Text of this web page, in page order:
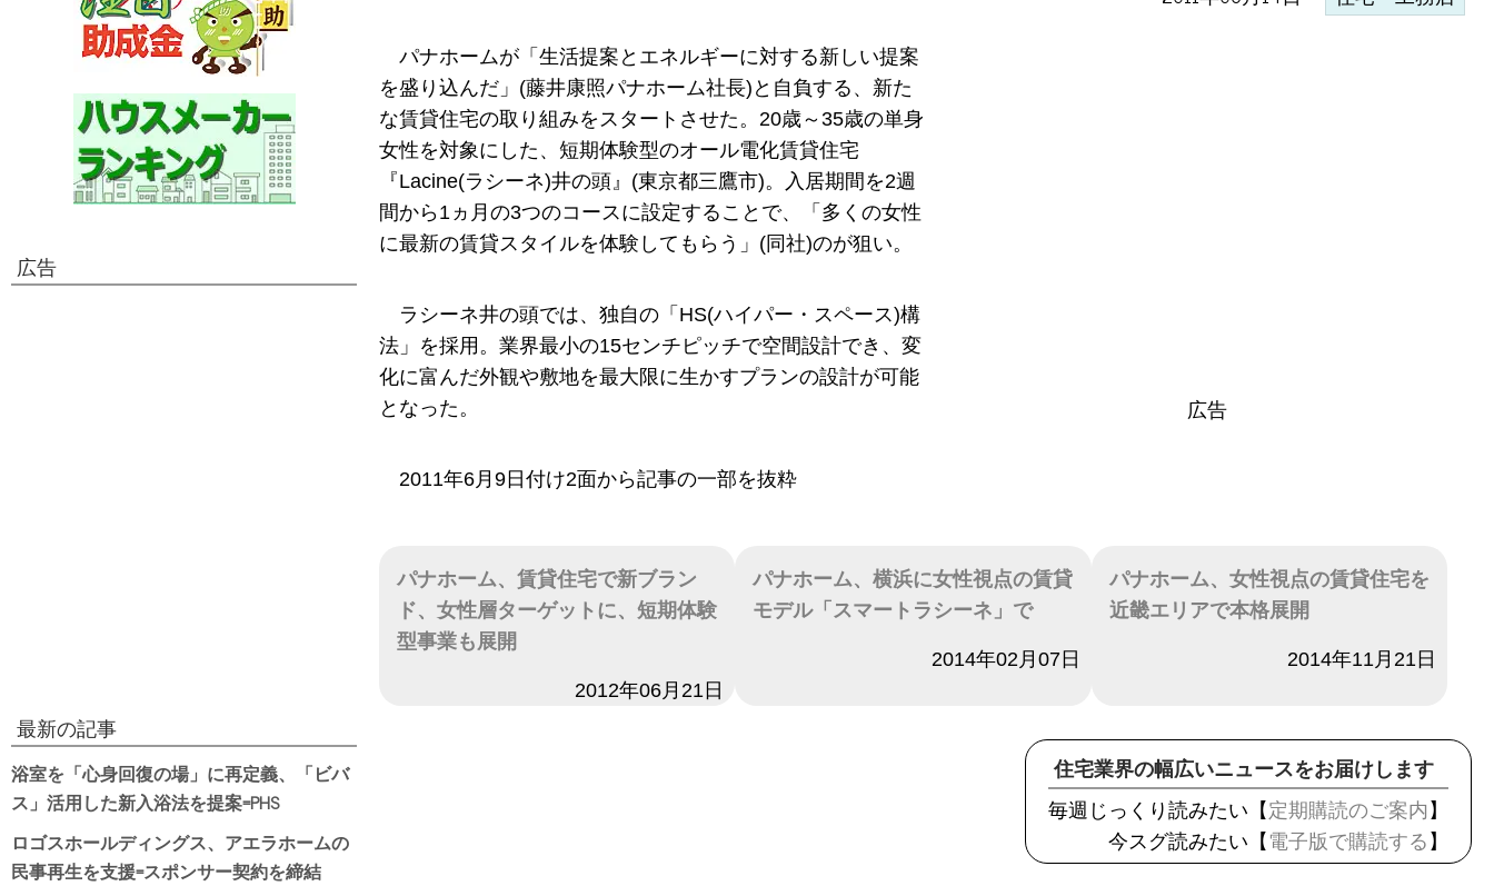
広告
パナホームが「生活提案とエネルギーに対する新しい提案
を盛り込んだ」(藤井康照パナホーム社長)と自負する、新た
な賃貸住宅の取り組みをスタートさせた。20歳～35歳の単身
女性を対象にした、短期体験型のオール電化賃貸住宅
『Lacine(ラシーネ)井の頭』(東京都三鷹市)。入居期間を2週
間から1ヵ月の3つのコースに設定することで、「多くの女性
に最新の賃貸スタイルを体験してもらう」(同社)のが狙い。
ラシーネ井の頭では、独自の「HS(ハイパー・スペース)構
法」を採用。業界最小の15センチピッチで空間設計でき、変
化に富んだ外観や敷地を最大限に生かすプランの設計が可能
となった。
2011年6月9日付け2面から記事の一部を抜粋
パナホーム、賃貸住宅で新ブラン
ド、女性層ターゲットに、短期体験
型事業も展開
2012年06月21日
パナホーム、横浜に女性視点の賃貸
モデル「スマートラシーネ」で
2014年02月07日
パナホーム、女性視点の賃貸住宅を
近畿エリアで本格展開
2014年11月21日
住宅業界の幅広いニュースをお届けします
毎週じっくり読みたい【 定期購読のご案内 】
今スグ読みたい【 電子版で購読する 】
広告
最新の記事
浴室を「心身回復の場」に再定義、「ビバ
ス」活用した新入浴法を提案=PHS
ロゴスホールディングス、アエラホームの
民事再生を支援=スポンサー契約を締結